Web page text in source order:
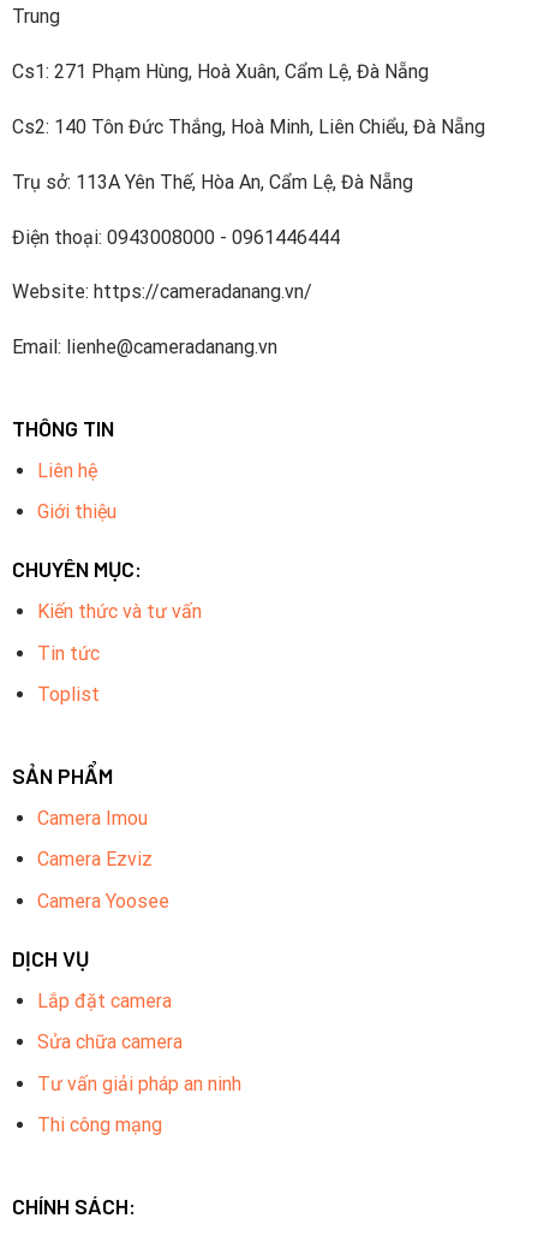
Trung
Cs1: 271 Phạm Hùng, Hoà Xuân, Cẩm Lệ, Đà Nẵng
Cs2: 140 Tôn Đức Thắng, Hoà Minh, Liên Chiểu, Đà Nẵng
Trụ sở: 113A Yên Thế, Hòa An, Cẩm Lệ, Đà Nẵng
Điện thoại: 0943008000 - 0961446444
Website: https://cameradanang.vn/
Email: lienhe@cameradanang.vn
THÔNG TIN
Liên hệ
Giới thiệu
CHUYÊN MỤC:
Kiến thức và tư vấn
Tin tức
Toplist
SẢN PHẨM
Camera Imou
Camera Ezviz
Camera Yoosee
DỊCH VỤ
Lắp đặt camera
Sửa chữa camera
Tư vấn giải pháp an ninh
Thi công mạng
CHÍNH SÁCH: